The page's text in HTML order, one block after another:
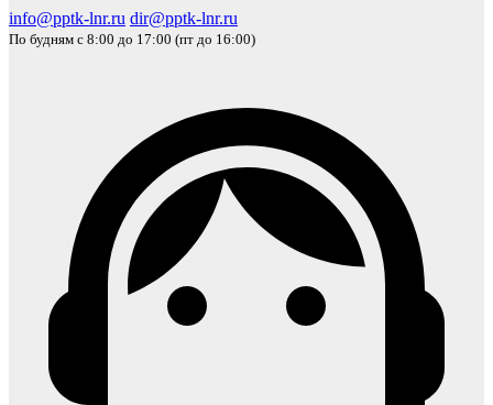
info@pptk-lnr.ru dir@pptk-lnr.ru
По будням с 8:00 до 17:00 (пт до 16:00)